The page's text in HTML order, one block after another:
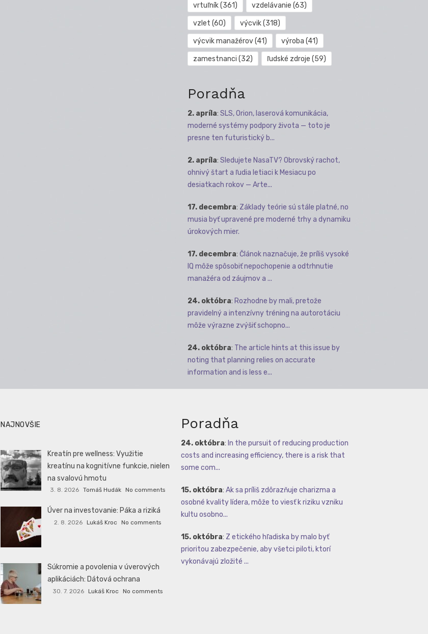
vrtuľník(361) vzdelávanie (63)
vzlet (60) výcvik(318)
výcvik manažérov(41) výroba (41)
zamestnanci (32) ľudské zdroje (59)
Poradňa
2. apríla: SLS, Orion, laserová komunikácia,
moderné systémy podpory života — toto je
presne ten futuristický b...
2. apríla: Sledujete NasaTV? Obrovský rachot,
ohnivý štart a ľudia letiaci k Mesiacu po
desiatkach rokov — Arte...
17. decembra: Základy teórie sú stále platné, no
musia byť upravené pre moderné trhy a dynamiku
úrokových mier.
17. decembra: Článok naznačuje, že príliš vysoké
IQ môže spôsobiť nepochopenie a odtrhnutie
manažéra od záujmov a ...
24. októbra: Rozhodne by mali, pretože
pravidelný a intenzívny tréning na autorotáciu
môže výrazne zvýšiť schopno...
24. októbra: The article hints at this issue by
noting that planning relies on accurate
information and is less e...
NAJNOVŠIE
Kreatín pre wellness: Využitie
kreatínu na kognitívne funkcie, nielen
na svalovú hmotu
3. 8. 2026 Tomáš Hudák No comments
Úver na investovanie: Páka a riziká
2. 8. 2026 Lukáš Kroc No comments
Súkromie a povolenia v úverových
aplikáciách: Dátová ochrana
30. 7. 2026 Lukáš Kroc No comments
Poradňa
24. októbra: In the pursuit of reducing production
costs and increasing efficiency, there is a risk that
some com...
15. októbra: Ak sa príliš zdôrazňuje charizma a
osobné kvality lídera, môže to viesť k riziku vzniku
kultu osobno...
15. októbra: Z etického hľadiska by malo byť
prioritou zabezpečenie, aby všetci piloti, ktorí
vykonávajú zložité ...